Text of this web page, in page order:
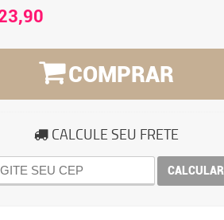
COMPRAR
CALCULE SEU FRETE
CALCULAR